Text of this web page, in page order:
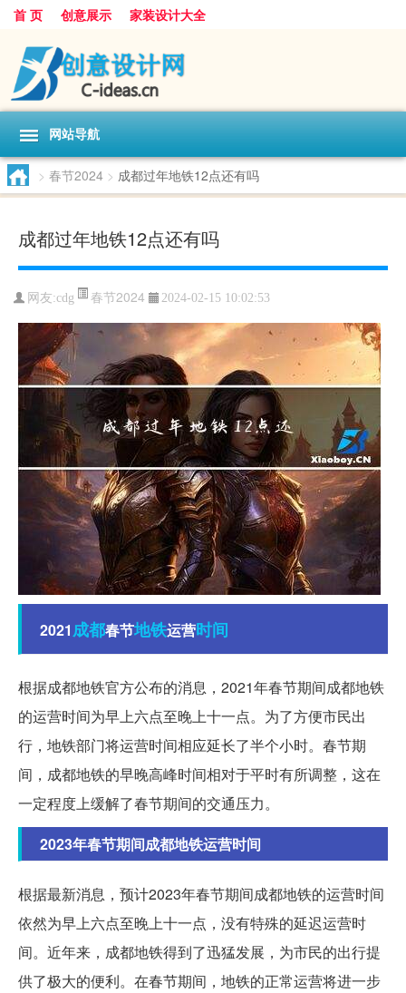
首 页 创意展示 家装设计大全
网站导航
> 春节2024 > 成都过年地铁12点还有吗
成都过年地铁12点还有吗
网友:cdg 春节2024 2024-02-15 10:02:53
2021成都春节地铁运营时间
根据成都地铁官方公布的消息，2021年春节期间成都地铁
的运营时间为早上六点至晚上十一点。为了方便市民出
行，地铁部门将运营时间相应延长了半个小时。春节期
间，成都地铁的早晚高峰时间相对于平时有所调整，这在
一定程度上缓解了春节期间的交通压力。
2023年春节期间成都地铁运营时间
根据最新消息，预计2023年春节期间成都地铁的运营时间
依然为早上六点至晚上十一点，没有特殊的延迟运营时
间。近年来，成都地铁得到了迅猛发展，为市民的出行提
供了极大的便利。在春节期间，地铁的正常运营将进一步